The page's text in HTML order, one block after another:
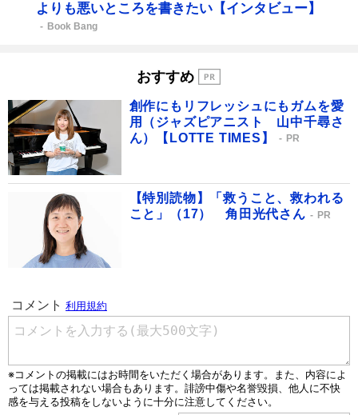
よりも悪いところを書きたい【インタビュー】
Book Bang
おすすめ
創作にもリフレッシュにもガムを愛
用（ジャズピアニスト 山中千尋さ
ん）【LOTTE TIMES】
PR
【特別読物】「救うこと、救われる
こと」（17） 角田光代さん
PR